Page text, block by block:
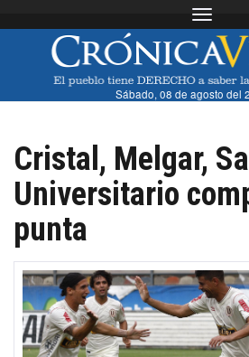
Toggle
Sábado, 08 de agosto del
Cristal, Melgar,
Universitario
punta